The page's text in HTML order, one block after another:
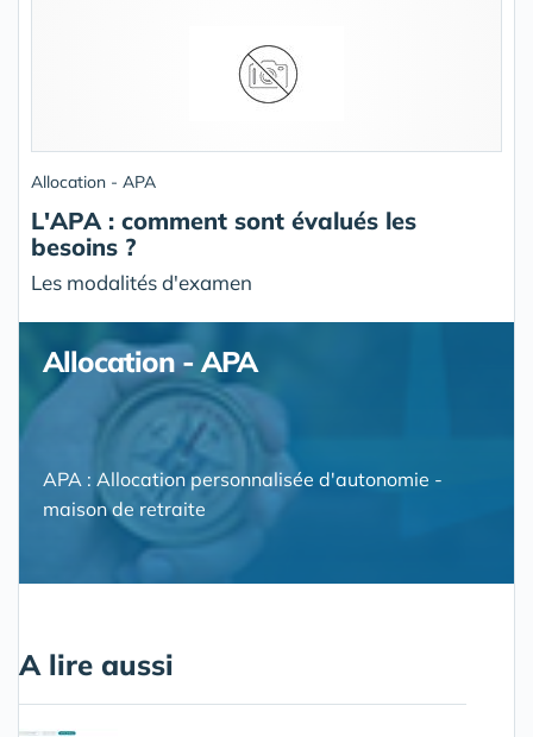
Allocation - APA
L'APA : comment sont évalués les
besoins ?
Les modalités d'examen
Allocation - APA
APA : Allocation personnalisée d'autonomie -
maison de retraite
A lire aussi